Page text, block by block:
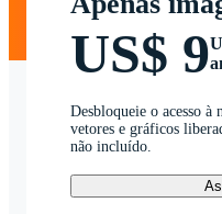
US$ 9
Desbloqueie o acesso à
vetores e gráficos
não incluído.